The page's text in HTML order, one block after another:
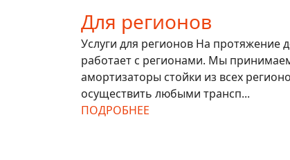
Для регионов
Услуги для регионов На протяжение
работает с регионами. Мы
амортизаторы стойки из всех
осуществить любыми трансп...
ПОДРОБНЕЕ